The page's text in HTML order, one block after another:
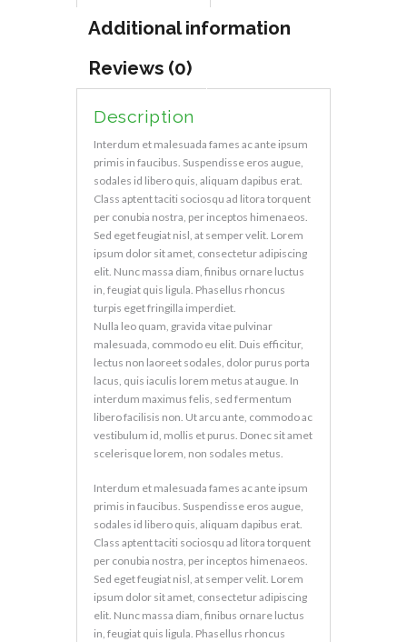
Additional information
Reviews (0)
Description
Interdum et malesuada fames ac ante ipsum
primis in faucibus. Suspendisse eros augue,
sodales id libero quis, aliquam dapibus erat.
Class aptent taciti sociosqu ad litora torquent
per conubia nostra, per inceptos himenaeos.
Sed eget feugiat nisl, at semper velit. Lorem
ipsum dolor sit amet, consectetur adipiscing
elit. Nunc massa diam, finibus ornare luctus
in, feugiat quis ligula. Phasellus rhoncus
turpis eget fringilla imperdiet.
Nulla leo quam, gravida vitae pulvinar
malesuada, commodo eu elit. Duis efficitur,
lectus non laoreet sodales, dolor purus porta
lacus, quis iaculis lorem metus at augue. In
interdum maximus felis, sed fermentum
libero facilisis non. Ut arcu ante, commodo ac
vestibulum id, mollis et purus. Donec sit amet
scelerisque lorem, non sodales metus.
Interdum et malesuada fames ac ante ipsum
primis in faucibus. Suspendisse eros augue,
sodales id libero quis, aliquam dapibus erat.
Class aptent taciti sociosqu ad litora torquent
per conubia nostra, per inceptos himenaeos.
Sed eget feugiat nisl, at semper velit. Lorem
ipsum dolor sit amet, consectetur adipiscing
elit. Nunc massa diam, finibus ornare luctus
in, feugiat quis ligula. Phasellus rhoncus